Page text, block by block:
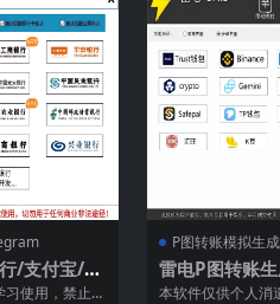
/支付宝/微
生成
使用，禁止使
P图转账模拟生
雷电P图转账
U虚拟货币/证
本软件仅供个人消